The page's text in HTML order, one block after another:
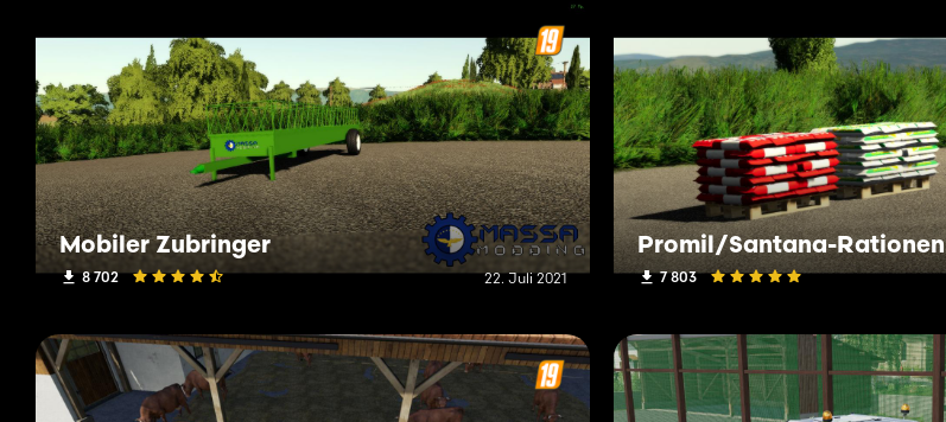
Mobiler Zubringer
8 702 22. Juli 2021
Promil/Santana-Rationen
7 803